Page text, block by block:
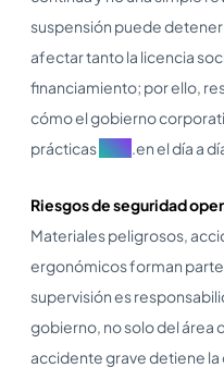
suspensión puede
afectar tanto la licencia
financiamiento; por ello,
cómo el gobierno
prácticasESG.en el día a
Riesgos de seguridad
Materiales peligrosos,
ergonómicos forman parte
supervisión es
gobierno, no solo del área
accidente grave detiene